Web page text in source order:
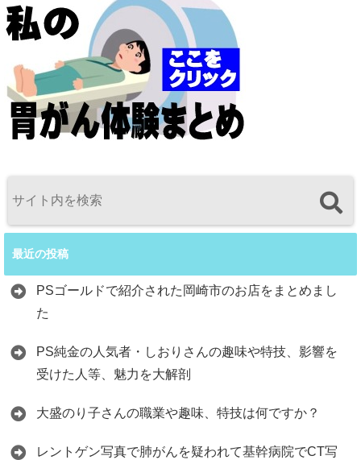
最近の投稿
PSゴールドで紹介された岡崎市のお店をまとめまし
た
PS純金の人気者・しおりさんの趣味や特技、影響を
受けた人等、魅力を大解剖
大盛のり子さんの職業や趣味、特技は何ですか？
レントゲン写真で肺がんを疑われて基幹病院でCT写